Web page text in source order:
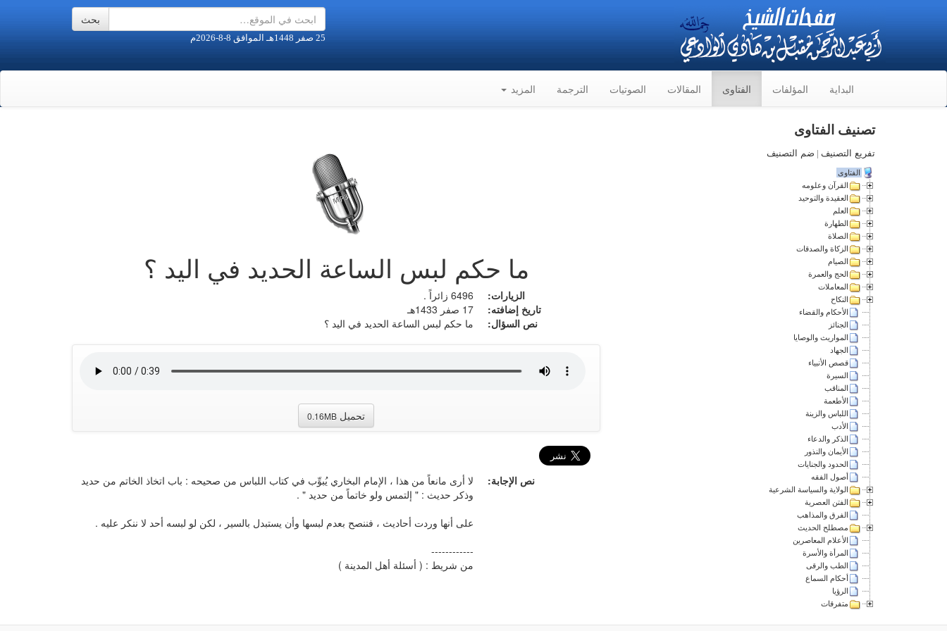
25 صفر 1448هـ الموافق 8-8-2026م
البداية المؤلفات الفتاوى المقالات الصوتيات الترجمة المزيد
ما حكم لبس الساعة الحديد في اليد ؟
الزيارات:
6496 زائراً .
تاريخ إضافته:
17 صفر 1433هـ
نص السؤال:
ما حكم لبس الساعة الحديد في اليد ؟
تحميل 0.16MB
نص الإجابة:
لا أرى مانعاً من هذا ، الإمام البخاري يُبوِّب في كتاب اللباس من صحيحه : باب اتخاذ الخاتم من حديد
وذكر حديث : " إلتمس ولو خاتماً من حديد " .
على أنها وردت أحاديث ، فننصح بعدم لبسها وأن يستبدل بالسير ، لكن لو لبسه أحد لا ننكر عليه .
------------
من شريط : ( أسئلة أهل المدينة )
تصنيف الفتاوى
تفريع التصنيف | ضم التصنيف
الفتاوى
القرآن وعلومه
العقيدة والتوحيد
العلم
الطهارة
الصلاة
الزكاة والصدقات
الصيام
الحج والعمرة
المعاملات
النكاح
الأحكام والقضاء
الجنائز
المواريث والوصايا
الجهاد
قصص الأنبياء
السيرة
المناقب
الأطعمة
اللباس والزينة
الأدب
الذكر والدعاء
الأيمان والنذور
الحدود والجنايات
أصول الفقه
الولاية والسياسة الشرعية
الفتن العصرية
الفرق والمذاهب
مصطلح الحديث
الأعلام المعاصرين
المرأة والأسرة
الطب والرقى
أحكام السماع
الرؤيا
متفرقات